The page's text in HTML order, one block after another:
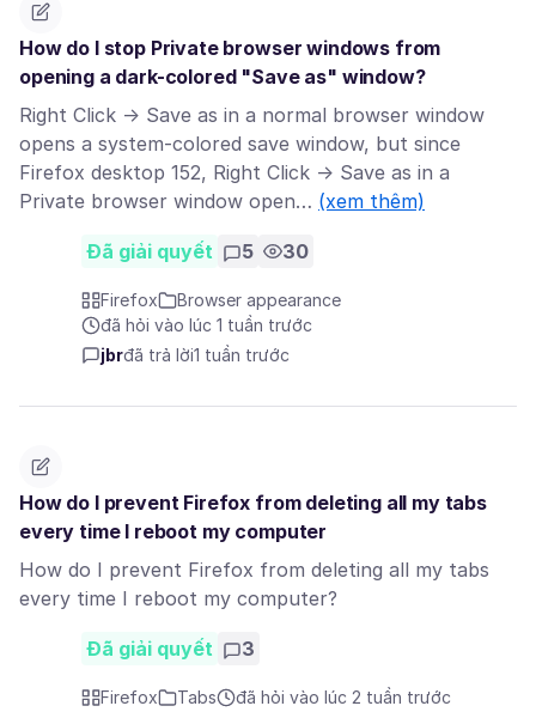
How do I stop Private browser windows from
opening a dark-colored "Save as" window?
Right Click → Save as in a normal browser window
opens a system-colored save window, but since
Firefox desktop 152, Right Click → Save as in a
Private browser window open… (xem thêm)
Đã giải quyết 5 30
Firefox
Browser appearance
đã hỏi vào lúc 1 tuần trước
jbrđã trả lời1 tuần trước
How do I prevent Firefox from deleting all my tabs
every time I reboot my computer
How do I prevent Firefox from deleting all my tabs
every time I reboot my computer?
Đã giải quyết 3
Firefox Tabs
đã hỏi vào lúc 2 tuần trước